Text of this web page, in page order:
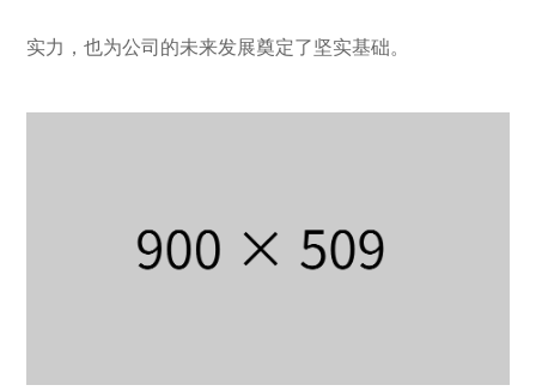
实力，也为公司的未来发展奠定了坚实基础。